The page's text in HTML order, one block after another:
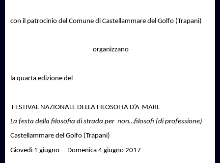
con il patrocinio del Comune di Castellammare del Golfo (Trapani)
organizzano
la quarta edizione del
FESTIVAL NAZIONALE DELLA FILOSOFIA D’A-MARE
La festa della filosofia di strada per non…filosofi (di professione)
Castellammare del Golfo (Trapani)
Giovedì 1 giugno – Domenica 4 giugno 2017